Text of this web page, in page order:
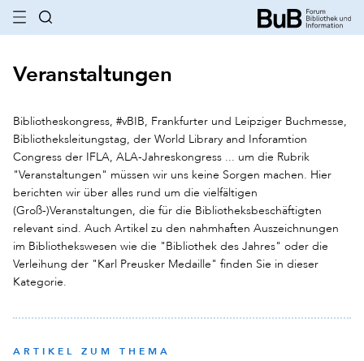
Veranstaltungen
Bibliotheskongress, #vBIB, Frankfurter und Leipziger Buchmesse,
Bibliotheksleitungstag, der World Library and Inforamtion
Congress der IFLA, ALA-Jahreskongress ... um die Rubrik
"Veranstaltungen" müssen wir uns keine Sorgen machen. Hier
berichten wir über alles rund um die vielfältigen
(Groß-)Veranstaltungen, die für die Bibliotheksbeschäftigten
relevant sind. Auch Artikel zu den nahmhaften Auszeichnungen
im Bibliothekswesen wie die "Bibliothek des Jahres" oder die
Verleihung der "Karl Preusker Medaille" finden Sie in dieser
Kategorie.
ARTIKEL ZUM THEMA